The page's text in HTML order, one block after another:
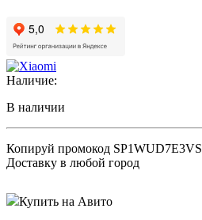
Наличие:
В наличии
Копируй промокод SP1WUD7E3VS
Доставку в любой город
Купить на Авито